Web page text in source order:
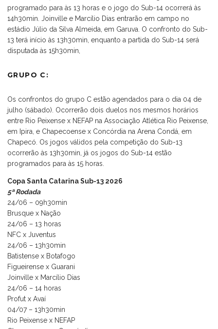
programado para às 13 horas e o jogo do Sub-14 ocorrerá às
14h30min. Joinville e Marcílio Dias entrarão em campo no
estádio Júlio da Silva Almeida, em Garuva. O confronto do Sub-
13 terá início às 13h30min, enquanto a partida do Sub-14 será
disputada às 15h30min,
GRUPO C:
Os confrontos do grupo C estão agendados para o dia 04 de
julho (sábado). Ocorrerão dois duelos nos mesmos horários
entre Rio Peixense x NEFAP na Associação Atlética Rio Peixense,
em Ipira, e Chapecoense x Concórdia na Arena Condá, em
Chapecó. Os jogos válidos pela competição do Sub-13
ocorrerão às 13h30min, já os jogos do Sub-14 estão
programados para às 15 horas.
Copa Santa Catarina Sub-13 2026
5ª Rodada
24/06 – 09h30min
Brusque x Nação
24/06 – 13 horas
NFC x Juventus
24/06 – 13h30min
Batistense x Botafogo
Figueirense x Guarani
Joinville x Marcílio Dias
24/06 – 14 horas
Profut x Avaí
04/07 – 13h30min
Rio Peixense x NEFAP